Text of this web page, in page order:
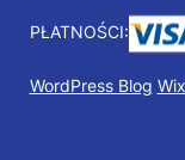
PŁATNOŚCI:
WordPress Blog